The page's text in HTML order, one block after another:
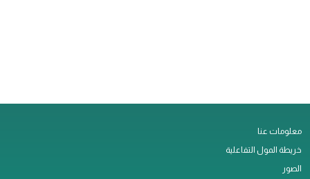
معلومات عنا
خريطة المول التفاعلية
الصور